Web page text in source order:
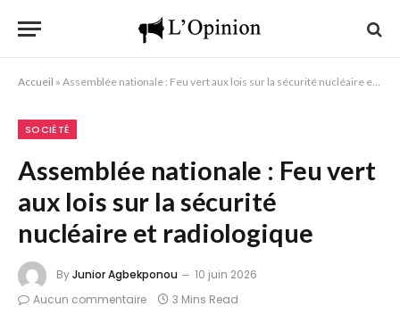
Accueil » Assemblée nationale : Feu vert aux lois sur la sécurité nucléaire et radiologique
SOCIÉTÉ
Assemblée nationale : Feu vert
aux lois sur la sécurité
nucléaire et radiologique
ByJunior Agbekponou
10 juin 2026
Aucun commentaire
3 Mins Read